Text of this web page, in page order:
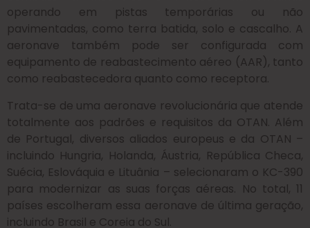
operando em pistas temporárias ou não
pavimentadas, como terra batida, solo e cascalho. A
aeronave também pode ser configurada com
equipamento de reabastecimento aéreo (AAR), tanto
como reabastecedora quanto como receptora.
Trata-se de uma aeronave revolucionária que atende
totalmente aos padrões e requisitos da OTAN. Além
de Portugal, diversos aliados europeus e da OTAN –
incluindo Hungria, Holanda, Áustria, República Checa,
Suécia, Eslováquia e Lituânia – selecionaram o KC-390
para modernizar as suas forças aéreas. No total, 11
países escolheram essa aeronave de última geração,
incluindo Brasil e Coreia do Sul.